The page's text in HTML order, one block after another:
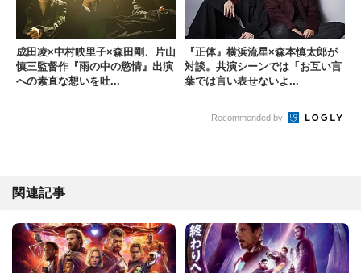
成田凌×中村映里子×森田剛、片山
慎三監督作『雨の中の慾情』出演
への素直な想いを吐...
『正体』横浜流星×森本慎太郎が
対談。共演シーンでは「お互い言
葉では言い表せないよ...
Recommended by
関連記事